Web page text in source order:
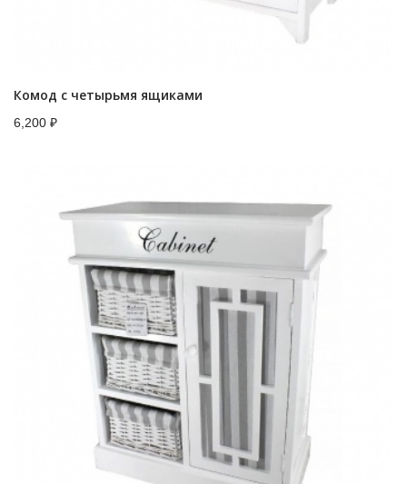
Комод с четырьмя ящиками
6,200 ₽